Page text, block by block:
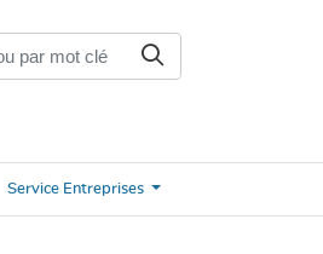
Service Entreprises